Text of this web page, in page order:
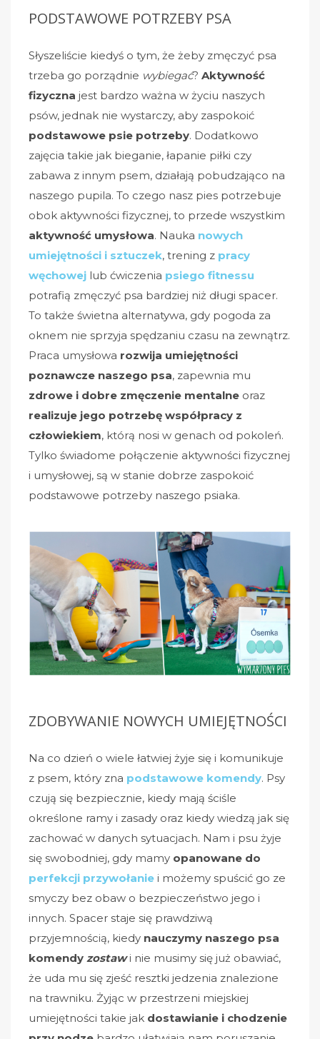
PODSTAWOWE POTRZEBY PSA
Słyszeliście kiedyś o tym, że żeby zmęczyć psa
trzeba go porządnie wybiegać? Aktywność
fizyczna jest bardzo ważna w życiu naszych
psów, jednak nie wystarczy, aby zaspokoić
podstawowe psie potrzeby. Dodatkowo
zajęcia takie jak bieganie, łapanie piłki czy
zabawa z innym psem, działają pobudzająco na
naszego pupila. To czego nasz pies potrzebuje
obok aktywności fizycznej, to przede wszystkim
aktywność umysłowa. Nauka nowych
umiejętności i sztuczek, trening z pracy
węchowej lub ćwiczenia psiego fitnessu
potrafią zmęczyć psa bardziej niż długi spacer.
To także świetna alternatywa, gdy pogoda za
oknem nie sprzyja spędzaniu czasu na zewnątrz.
Praca umysłowa rozwija umiejętności
poznawcze naszego psa, zapewnia mu
zdrowe i dobre zmęczenie mentalne oraz
realizuje jego potrzebę współpracy z
człowiekiem, którą nosi w genach od pokoleń.
Tylko świadome połączenie aktywności fizycznej
i umysłowej, są w stanie dobrze zaspokoić
podstawowe potrzeby naszego psiaka.
ZDOBYWANIE NOWYCH UMIEJĘTNOŚCI
Na co dzień o wiele łatwiej żyje się i komunikuje
z psem, który zna podstawowe komendy. Psy
czują się bezpiecznie, kiedy mają ściśle
określone ramy i zasady oraz kiedy wiedzą jak się
zachować w danych sytuacjach. Nam i psu żyje
się swobodniej, gdy mamy opanowane do
perfekcji przywołanie i możemy spuścić go ze
smyczy bez obaw o bezpieczeństwo jego i
innych. Spacer staje się prawdziwą
przyjemnością, kiedy nauczymy naszego psa
komendy zostawi nie musimy się już obawiać,
że uda mu się zjeść resztki jedzenia znalezione
na trawniku. Żyjąc w przestrzeni miejskiej
umiejętności takie jak dostawianie i chodzenie